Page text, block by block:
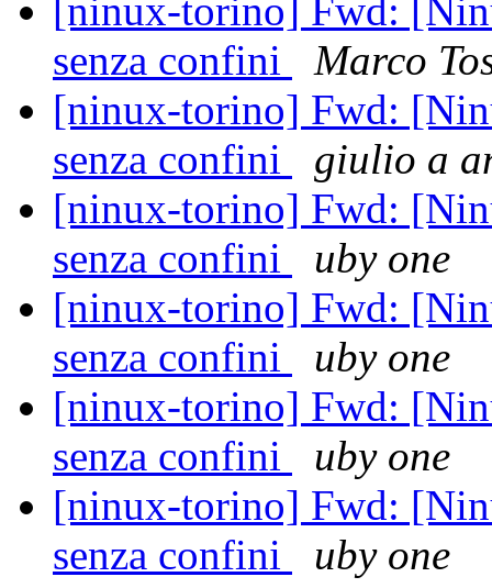
[ninux-torino] Fwd:
senza confini
Marco
[ninux-torino] Fwd:
senza confini
giulio a
[ninux-torino] Fwd:
senza confini
uby one
[ninux-torino] Fwd:
senza confini
uby one
[ninux-torino] Fwd:
senza confini
uby one
[ninux-torino] Fwd:
senza confini
uby one